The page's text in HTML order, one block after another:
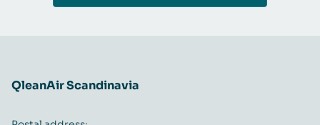
QleanAir Scandinavia